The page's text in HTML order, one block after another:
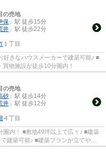
の売地
保 」駅 徒歩15分
井 」駅 徒歩22分
１丁目
きなハウスメーカーで建築可能♪ ■
物施設が徒歩10分圏内！
の売地
砂 」駅 徒歩14分
井 」駅 徒歩12分
４丁目
内！ ■敷地49坪以上で広々♪ ■建築
建築可能♪ ■建築プランが立てやす